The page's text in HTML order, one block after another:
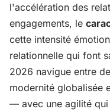
l'accélération des
engagements, le
cette intensité
relationnelle qui font
2026 navigue entre
modernité globalisée
— avec une agilité